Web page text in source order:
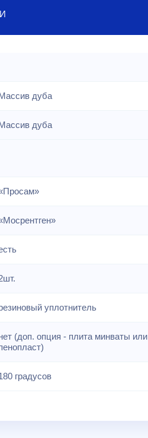
дуба
дуба
уплотнитель
(доп. опция - плита минваты или
градусов